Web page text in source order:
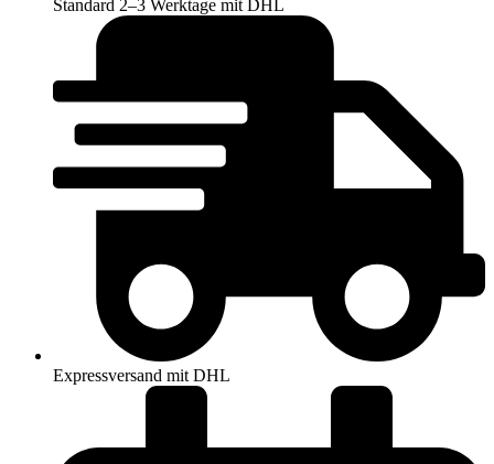
Standard 2–3 Werktage mit DHL
Expressversand mit DHL